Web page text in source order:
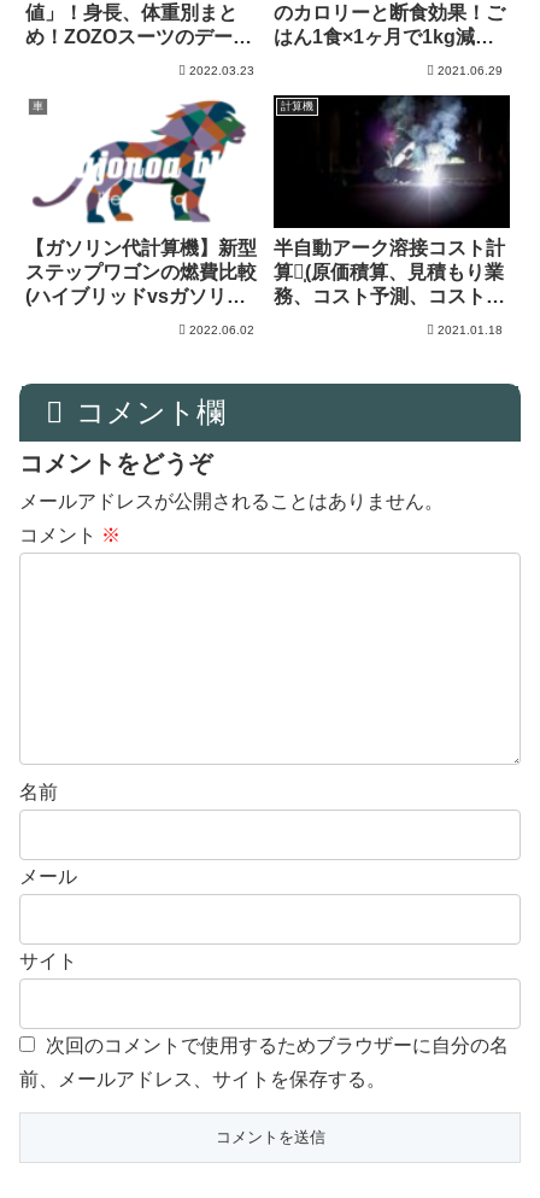
値」！身長、体重別まと
め！ZOZOスーツのデータ
2022.03.23
のカロリーと断食効果！ご
はん1食×1ヶ月で1kg減！
(ランニング換算すると？)
2021.06.29
車
【ガソリン代計算機】新型
ステップワゴンの燃費比較
(ハイブリッドvsガソリン
2022.06.02
計算機
半自動アーク溶接コスト計
算機̩(原価積算、見積もり業
務、コスト予測、コスト交
2021.01.18
コメント欄
コメントをどうぞ
メールアドレスが公開されることはありません。
コメント ※
名前
メール
サイト
次回のコメントで使用するためブラウザーに自分の名
前、メールアドレス、サイトを保存する。